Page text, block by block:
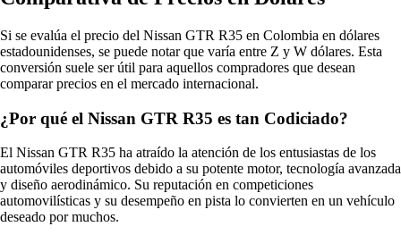
Si se evalúa el precio del Nissan GTR R35 en Colombia en dólares
estadounidenses, se puede notar que varía entre Z y W dólares. Esta
conversión suele ser útil para aquellos compradores que desean
comparar precios en el mercado internacional.
¿Por qué el Nissan GTR R35 es tan Codiciado?
El Nissan GTR R35 ha atraído la atención de los entusiastas de los
automóviles deportivos debido a su potente motor, tecnología avanzada
y diseño aerodinámico. Su reputación en competiciones
automovilísticas y su desempeño en pista lo convierten en un vehículo
deseado por muchos.